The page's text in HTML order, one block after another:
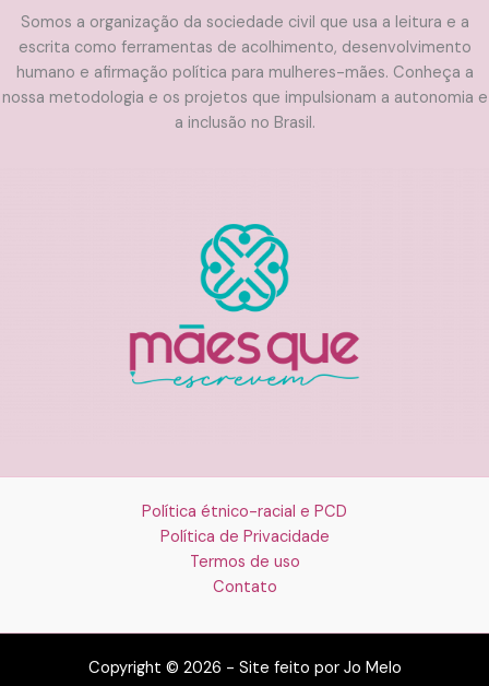
Somos a organização da sociedade civil que usa a leitura e a
escrita como ferramentas de acolhimento, desenvolvimento
humano e afirmação política para mulheres-mães. Conheça a
nossa metodologia e os projetos que impulsionam a autonomia e
a inclusão no Brasil.
Política étnico-racial e PCD
Política de Privacidade
Termos de uso
Contato
Copyright © 2026 - Site feito por Jo Melo